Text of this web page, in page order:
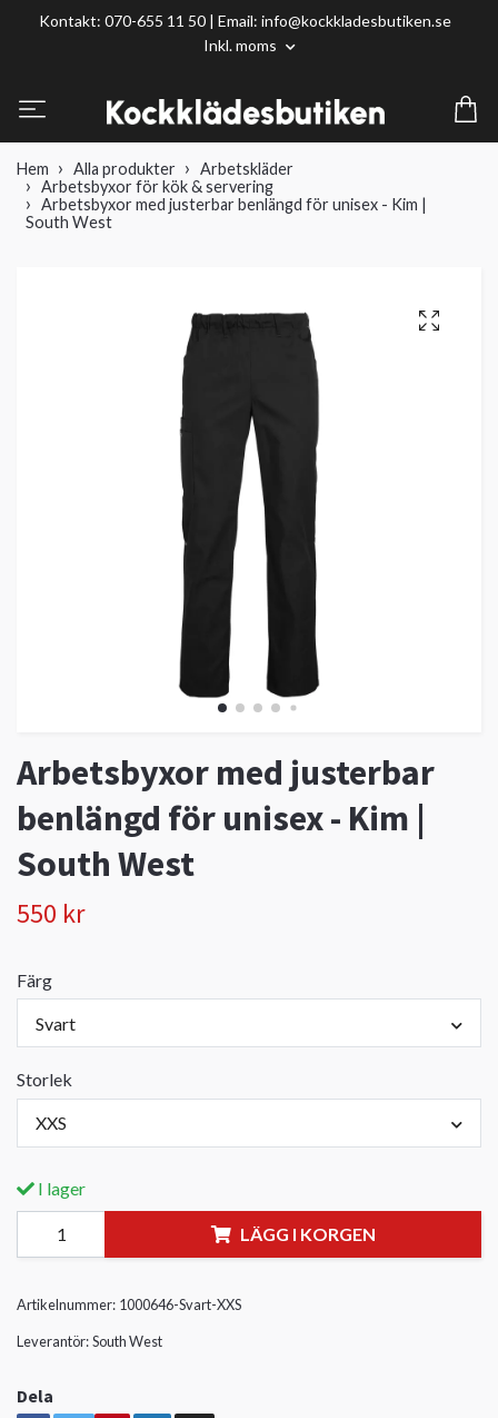
Kontakt: 070-655 11 50 | Email: info@kockkladesbutiken.se
Inkl. moms
Hem Alla produkter
Arbetskläder
Arbetsbyxor för kök & servering
Arbetsbyxor med justerbar benlängd för unisex - Kim |
South West
Arbetsbyxor med justerbar
benlängd för unisex - Kim |
South West
550 kr
Färg
Svart
Storlek
XXS
I lager
LÄGG I KORGEN
Artikelnummer: 1000646-Svart-XXS
Leverantör:South West
Dela